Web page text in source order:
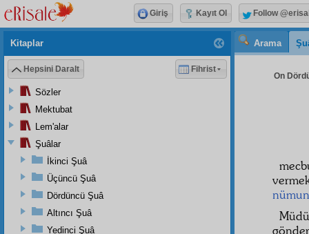
Arama
On
Kitaplar
Hepsini Daralt Fihrist
Sözler
Mektubat
Lem'alar
Şuâlar
İkinci Şuâ
Üçüncü Şuâ
Dördüncü Şuâ
Altıncı Şuâ
Yedinci Şuâ
Giriş Kayıt Ol Follow